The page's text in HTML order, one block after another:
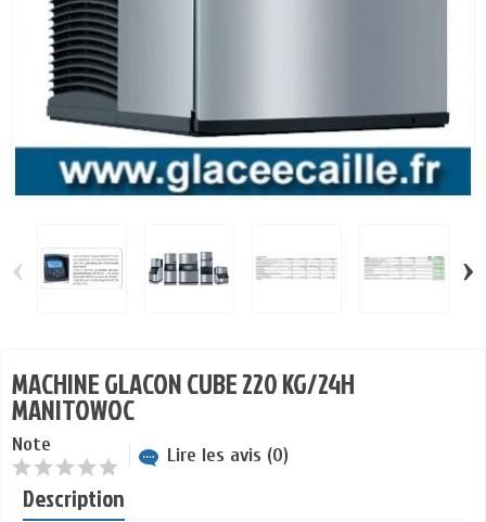
‹ ›
MACHINE GLACON CUBE 220 KG/24H
MANITOWOC
Note Lire les avis (0)
Description